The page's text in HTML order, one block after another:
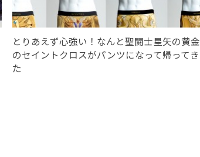
とりあえず心強い！なんと聖闘士星矢の黄金
のセイントクロスがパンツになって帰ってき
た